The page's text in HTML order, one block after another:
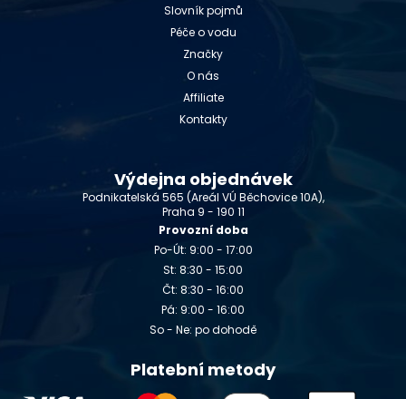
Slovník pojmů
Péče o vodu
Značky
O nás
Affiliate
Kontakty
Výdejna objednávek
Podnikatelská 565 (Areál VÚ Běchovice 10A),
Praha 9 - 190 11
Provozní doba
Po-Út: 9:00 - 17:00
St: 8:30 - 15:00
Čt: 8:30 - 16:00
Pá: 9:00 - 16:00
So - Ne: po dohodě
Platební metody